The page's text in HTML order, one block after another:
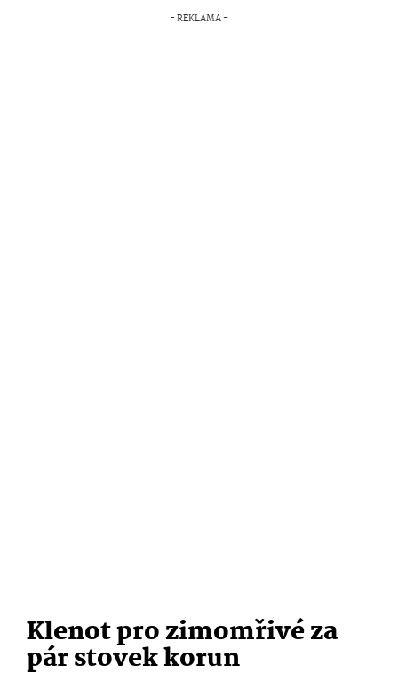
Klenot pro zimomřivé za
pár stovek korun